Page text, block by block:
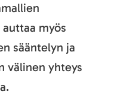
auttaa myös
sääntelyn ja
välinen yhteys